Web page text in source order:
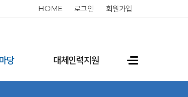
HOME 로그인 회원가입
당 대체인력지원